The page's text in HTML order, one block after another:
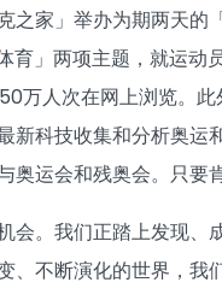
之家」举办为期两天
育」两项主题，就运
万人次在网上浏览。
新科技收集和分析奥
奥运会和残奥会。只要
会。我们正踏上发现
、不断演化的世界，